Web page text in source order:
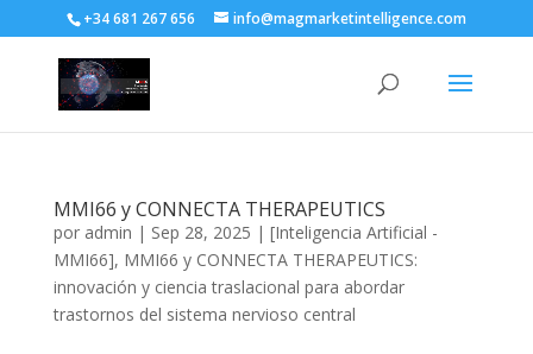
+34 681 267 656 info@magmarketintelligence.com
MMI66 y CONNECTA THERAPEUTICS
por admin | Sep 28, 2025 | [Inteligencia Artificial -
MMI66], MMI66 y CONNECTA THERAPEUTICS:
innovación y ciencia traslacional para abordar
trastornos del sistema nervioso central